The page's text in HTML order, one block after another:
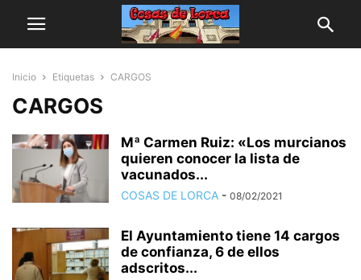
Inicio Etiquetas CARGOS
CARGOS
Mª Carmen Ruiz: «Los murcianos
quieren conocer la lista de
vacunados...
COSAS DE LORCA - 08/02/2021
El Ayuntamiento tiene 14 cargos
de confianza, 6 de ellos
adscritos...